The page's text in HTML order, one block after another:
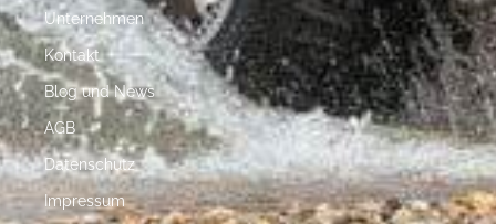
Unternehmen
Kontakt
Blog und News
AGB
Datenschutz
Impressum